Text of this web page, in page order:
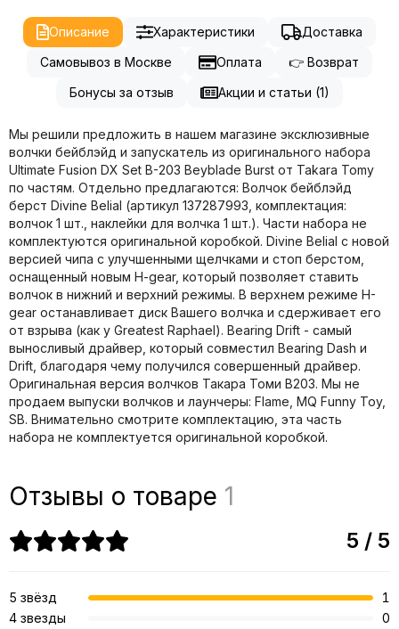
Описание Характеристики
Доставка
Самовывоз в Москве
Оплата
👉 Возврат
Бонусы за отзыв
Акции и статьи (1)
Мы решили предложить в нашем магазине эксклюзивные
волчки бейблэйд и запускатель из оригинального набора
Ultimate Fusion DX Set B-203 Beyblade Burst от Takara Tomy
по частям. Отдельно предлагаются: Волчок бейблэйд
берст Divine Belial (артикул 137287993, комплектация:
волчок 1 шт., наклейки для волчка 1 шт.). Части набора не
комплектуются оригинальной коробкой. Divine Belial с новой
версией чипа с улучшенными щелчками и стоп берстом,
оснащенный новым H-gear, который позволяет ставить
волчок в нижний и верхний режимы. В верхнем режиме H-
gear останавливает диск Вашего волчка и сдерживает его
от взрыва (как у Greatest Raphael). Bearing Drift - самый
выносливый драйвер, который совместил Bearing Dash и
Drift, благодаря чему получился совершенный драйвер.
Оригинальная версия волчков Такара Томи B203. Мы не
продаем выпуски волчков и лаунчеры: Flame, MQ Funny Toy,
SB. Внимательно смотрите комплектацию, эта часть
набора не комплектуется оригинальной коробкой.
Отзывы о товаре 1
5 / 5
5 звёзд
1
4 звезды
0